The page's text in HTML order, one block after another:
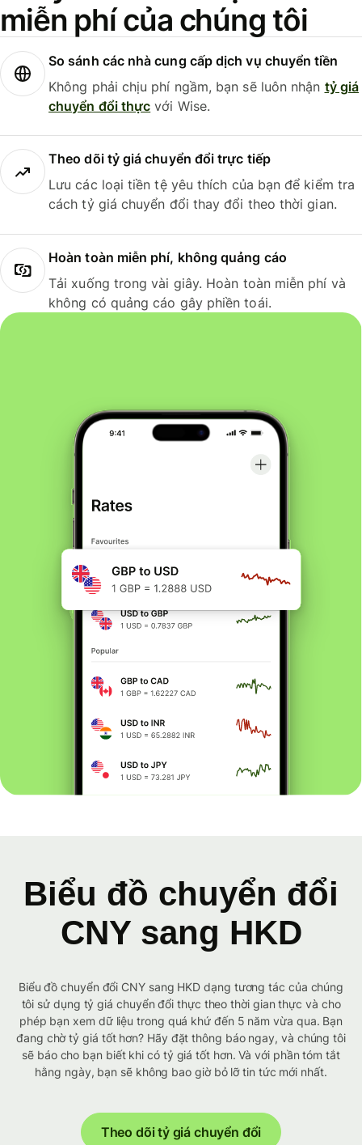
miễn phí của chúng tôi
So sánh các nhà cung cấp dịch vụ chuyển tiền
Không phải chịu phí ngầm, bạn sẽ luôn nhận tỷ giá
chuyển đổi thực với Wise.
Theo dõi tỷ giá chuyển đổi trực tiếp
Lưu các loại tiền tệ yêu thích của bạn để kiểm tra
cách tỷ giá chuyển đổi thay đổi theo thời gian.
Hoàn toàn miễn phí, không quảng cáo
Tải xuống trong vài giây. Hoàn toàn miễn phí và
không có quảng cáo gây phiền toái.
Biểu đồ chuyển đổi
CNY sang HKD
Biểu đồ chuyển đổi CNY sang HKD dạng tương tác của chúng
tôi sử dụng tỷ giá chuyển đổi thực theo thời gian thực và cho
phép bạn xem dữ liệu trong quá khứ đến 5 năm vừa qua. Bạn
đang chờ tỷ giá tốt hơn? Hãy đặt thông báo ngay, và chúng tôi
sẽ báo cho bạn biết khi có tỷ giá tốt hơn. Và với phần tóm tắt
hằng ngày, bạn sẽ không bao giờ bỏ lỡ tin tức mới nhất.
Theo dõi tỷ giá chuyển đổi